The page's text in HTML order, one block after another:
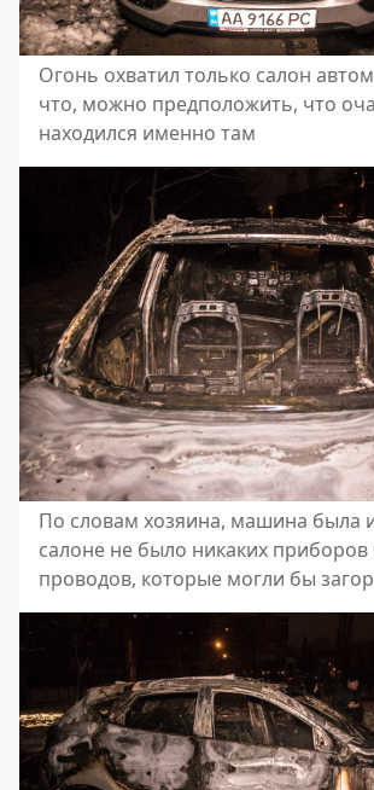
Огонь охватил только салон
что, можно предположить, что
находился именно там
По словам хозяина, машина была
салоне не было никаких приборов
проводов, которые могли бы